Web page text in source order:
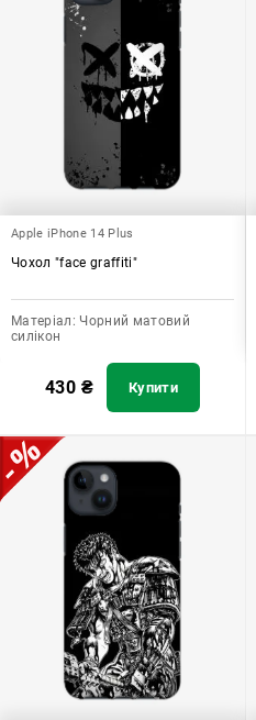
Apple iPhone 14 Plus
Чохол "face graffiti"
Матеріал: Чорний матовий
силікон
430 ₴ Купити